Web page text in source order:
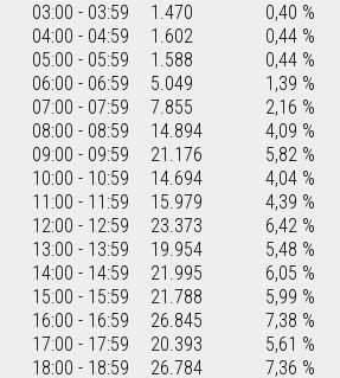
03:00 - 03:59
1.470 0,40 %
04:00 - 04:59
1.602 0,44 %
05:00 - 05:59
1.588 0,44 %
06:00 - 06:59
5.049 1,39 %
07:00 - 07:59
7.855 2,16 %
08:00 - 08:59
14.894 4,09 %
09:00 - 09:59
21.176 5,82 %
10:00 - 10:59
14.694 4,04 %
11:00 - 11:59
15.979 4,39 %
12:00 - 12:59
23.373 6,42 %
13:00 - 13:59
19.954 5,48 %
14:00 - 14:59
21.995 6,05 %
15:00 - 15:59
21.788 5,99 %
16:00 - 16:59
26.845 7,38 %
17:00 - 17:59
20.393 5,61 %
18:00 - 18:59
26.784 7,36 %